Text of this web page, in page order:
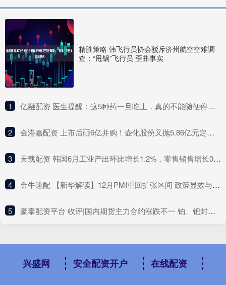
精胜策略 韩飞行员协会驳斥济州航空空难调
查：“甩锅”飞行员 歪曲事实
1 ​亿融配资 医生提醒：这5种药一旦吃上，真的不能随便停！突然停服风险大
2 ​金港嘉配资 上市后砸6亿并购！壶化股份又抛5.86亿元定增，短期偿债压力明显，去年营收净利双降
3 ​天载配资 韩国6月工业产出环比增长1.2%，零售销售增长0.5%
4 ​金牛速配 【新华解读】12月PMI重回扩张区间 政策显效与信心改善共促经济回升向好
5 ​豪泰配资平台 收评|国内期货主力合约涨跌不一 铂、钯封跌停板
兴盛网 安全配资开户 在线配资